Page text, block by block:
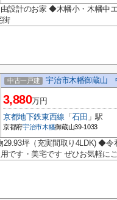
設計のお家 ◆木幡小・木幡中
街
中古一戸建 宇治市木幡御蔵山
3,880万円
京都地下鉄東西線 「石田 」駅
京都府宇治市木幡御蔵山39-1033
坪（充実間取り4LDK) ◆
です・美宅です ぜひお気軽に